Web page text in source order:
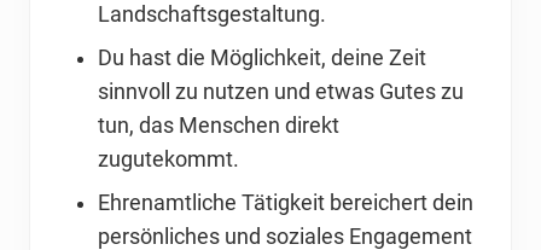
Landschaftsgestaltung.
Du hast die Möglichkeit, deine Zeit
sinnvoll zu nutzen und etwas Gutes zu
tun, das Menschen direkt
zugutekommt.
Ehrenamtliche Tätigkeit bereichert dein
persönliches und soziales Engagement